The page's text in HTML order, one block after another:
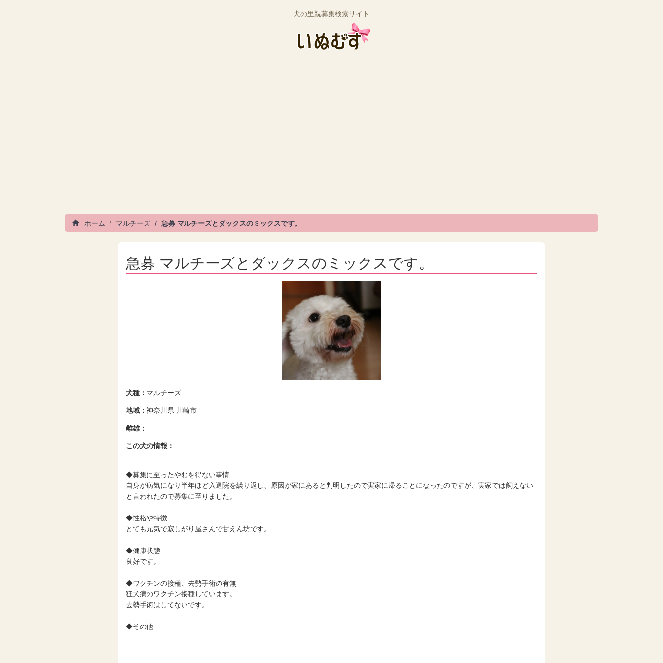
犬の里親募集検索サイト
ホーム マルチーズ 急募 マルチーズとダックスのミックスです。
急募 マルチーズとダックスのミックスです。
犬種： マルチーズ
地域：神奈川県 川崎市
雌雄：
この犬の情報：
◆募集に至ったやむを得ない事情
自身が病気になり半年ほど入退院を繰り返し、原因が家にあると判明したので実家に帰ることになったのですが、実家では飼えない
と言われたので募集に至りました。
◆性格や特徴
とても元気で寂しがり屋さんで甘えん坊です。
◆健康状態
良好です。
◆ワクチンの接種、去勢手術の有無
狂犬病のワクチン接種しています。
去勢手術はしてないです。
◆その他